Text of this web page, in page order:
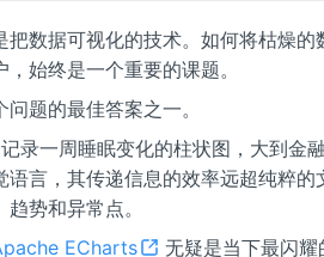
把数据可视化的技术。如何将枯燥
始终是一个重要的课题。
题的最佳答案之一。
录一周睡眠变化的柱状图，大到金
语言，其传递信息的效率远超纯粹
势和异常点。
ECharts
无疑是当下最闪